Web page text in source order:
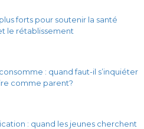
forts pour soutenir la santé
le rétablissement
: quand faut-il s’inquiéter
comme parent?
: quand les jeunes cherchent